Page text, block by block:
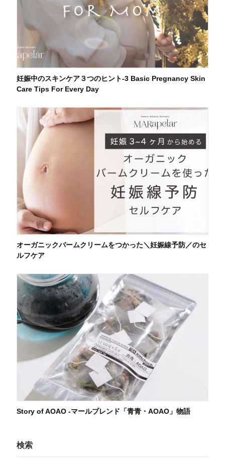
妊娠中のスキンケア３つのヒント-3 Basic Pregnancy Skin
Care Tips For Every Day
オーガニックバームクリームをつかった＼妊娠線予防／のセ
ルフケア
Story of AOAO -マールブレンド「青青・AOAO」物語
検索